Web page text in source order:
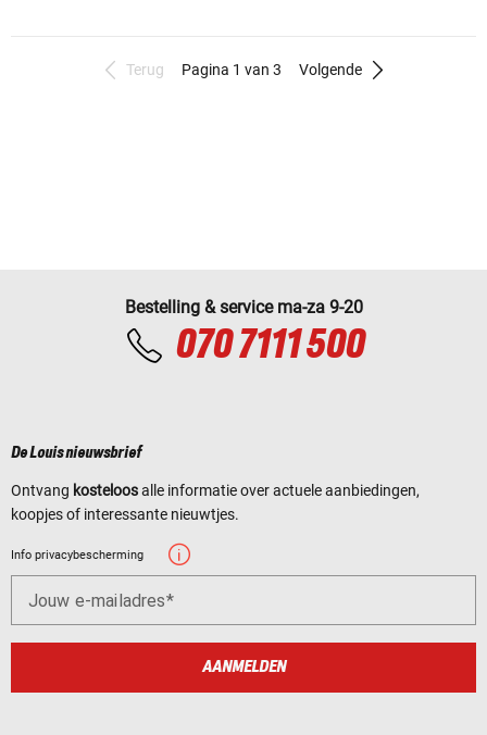
Terug Pagina 1 van 3 Volgende
Bestelling & service ma-za 9-20
070 7111 500
De Louis nieuwsbrief
Ontvang kosteloosalle informatie over actuele aanbiedingen,
koopjes of interessante nieuwtjes.
Info privacybescherming
Jouw e-mailadres
AANMELDEN